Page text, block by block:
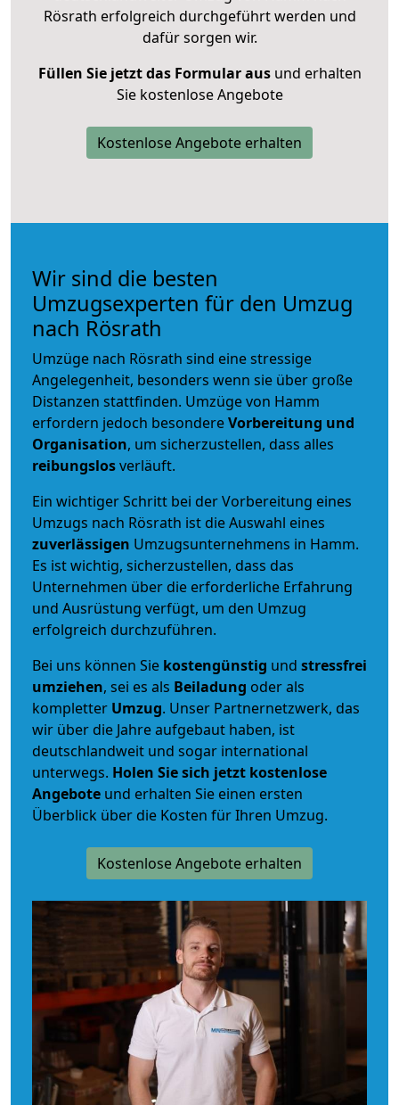
Rösrath erfolgreich durchgeführt werden und
dafür sorgen wir.
Füllen Sie jetzt das Formular ausund erhalten
Sie kostenlose Angebote
Kostenlose Angebote erhalten
Wir sind die besten
Umzugsexperten für den Umzug
nach Rösrath
Umzüge nach Rösrath sind eine stressige
Angelegenheit, besonders wenn sie über große
Distanzen stattfinden. Umzüge von Hamm
erfordern jedoch besondereVorbereitung und
Organisation, um sicherzustellen, dass alles
reibungslosverläuft.
Ein wichtiger Schritt bei der Vorbereitung eines
Umzugs nach Rösrath ist die Auswahl eines
zuverlässigen Umzugsunternehmens in Hamm.
Es ist wichtig, sicherzustellen, dass das
Unternehmen über die erforderliche Erfahrung
und Ausrüstung verfügt, um den Umzug
erfolgreich durchzuführen.
Bei uns können Sie kostengünstig und stressfrei
umziehen, sei es als Beiladung oder als
kompletter Umzug. Unser Partnernetzwerk, das
wir über die Jahre aufgebaut haben, ist
deutschlandweit und sogar international
unterwegs. Holen Sie sich jetzt kostenlose
Angebote und erhalten Sie einen ersten
Überblick über die Kosten für Ihren Umzug.
Kostenlose Angebote erhalten